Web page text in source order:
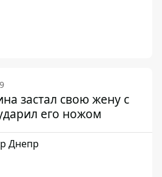
застал свою жену с
его ножом
Днепр